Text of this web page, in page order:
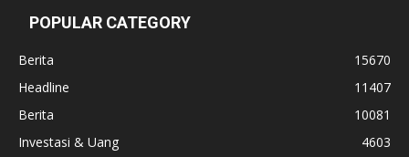
POPULAR CATEGORY
Berita
15670
Headline
11407
Berita
10081
Investasi & Uang
4603